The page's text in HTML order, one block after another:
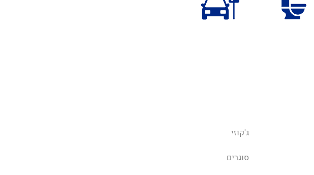
ג'קוזי
סוגרים